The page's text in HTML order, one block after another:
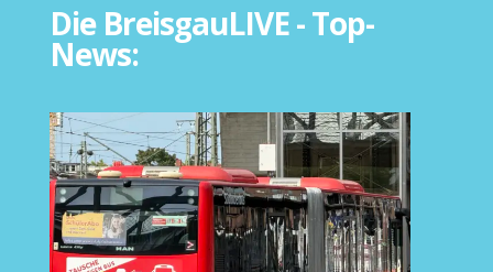
Die BreisgauLIVE - Top-
News: